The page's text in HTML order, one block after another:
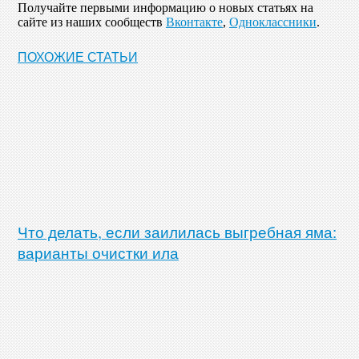
Получайте первыми информацию о новых статьях на
сайте из наших сообществ Вконтакте, Одноклассники.
ПОХОЖИЕ СТАТЬИ
Что делать, если заилилась выгребная яма:
варианты очистки ила